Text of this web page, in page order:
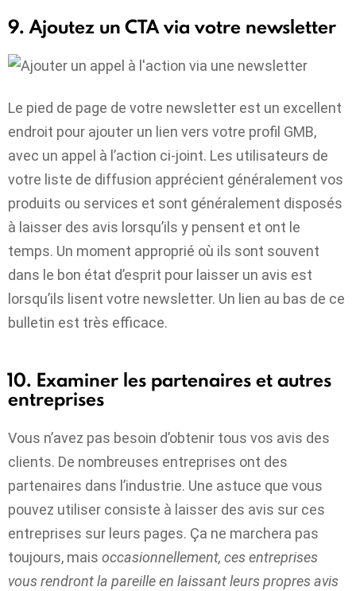
9. Ajoutez un CTA via votre newsletter
Le pied de page de votre newsletter est un excellent
endroit pour ajouter un lien vers votre profil GMB,
avec un appel à l’action ci-joint. Les utilisateurs de
votre liste de diffusion apprécient généralement vos
produits ou services et sont généralement disposés
à laisser des avis lorsqu’ils y pensent et ont le
temps. Un moment approprié où ils sont souvent
dans le bon état d’esprit pour laisser un avis est
lorsqu’ils lisent votre newsletter. Un lien au bas de ce
bulletin est très efficace.
10. Examiner les partenaires et autres
entreprises
Vous n’avez pas besoin d’obtenir tous vos avis des
clients. De nombreuses entreprises ont des
partenaires dans l’industrie. Une astuce que vous
pouvez utiliser consiste à laisser des avis sur ces
entreprises sur leurs pages. Ça ne marchera pas
toujours, mais occasionnellement, ces entreprises
vous rendront la pareille en laissant leurs propres avis